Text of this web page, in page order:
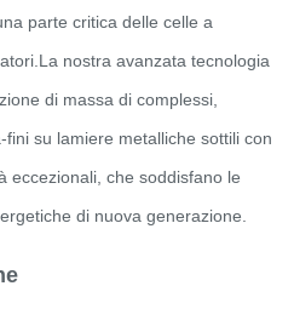
parte critica delle celle a
nostra avanzata tecnologia
di massa di complessi,
su lamiere metalliche sottili con
eccezionali, che soddisfano le
di nuova generazione.